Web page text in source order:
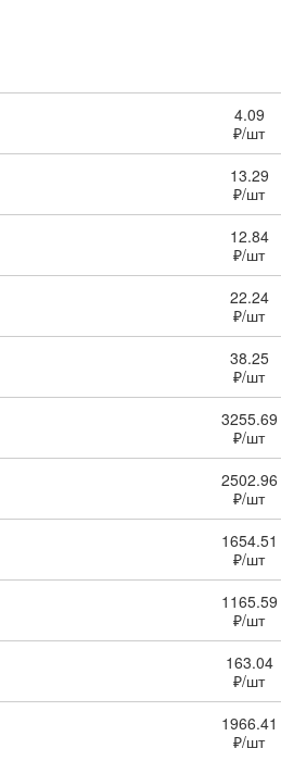
4.09
₽/шт
13.29
₽/шт
12.84
₽/шт
22.24
₽/шт
38.25
₽/шт
3255.69
₽/шт
2502.96
₽/шт
1654.51
₽/шт
1165.59
₽/шт
163.04
₽/шт
1966.41
₽/шт